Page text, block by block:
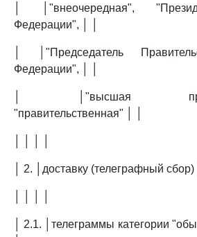
│ │"внеочередная",
Федерации", │ │
│ │"Председатель
Федерации", │ │
│ │"высшая
"правительственная" │ │
│ 2. │доставку (телеграфный сбор)
│ 2.1. │телеграммы категории